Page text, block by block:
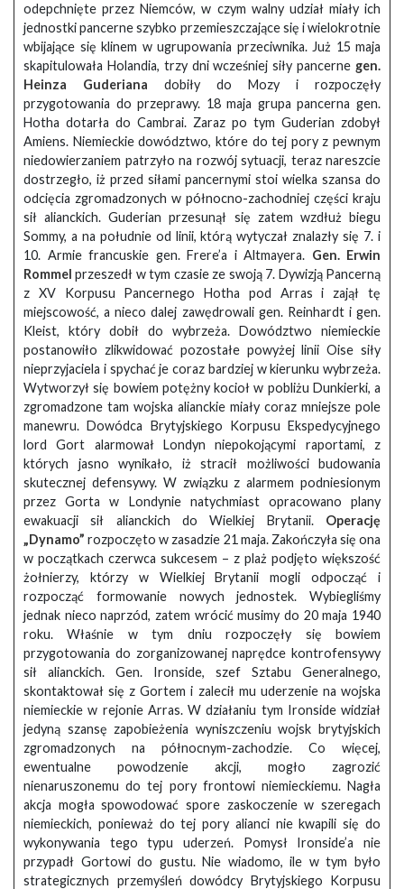
odepchnięte przez Niemców, w czym walny udział miały ich
jednostki pancerne szybko przemieszczające się i wielokrotnie
wbijające się klinem w ugrupowania przeciwnika. Już 15 maja
skapitulowała Holandia, trzy dni wcześniej siły pancerne gen.
Heinza Guderiana dobiły do Mozy i rozpoczęły
przygotowania do przeprawy. 18 maja grupa pancerna gen.
Hotha dotarła do Cambrai. Zaraz po tym Guderian zdobył
Amiens. Niemieckie dowództwo, które do tej pory z pewnym
niedowierzaniem patrzyło na rozwój sytuacji, teraz nareszcie
dostrzegło, iż przed siłami pancernymi stoi wielka szansa do
odcięcia zgromadzonych w północno-zachodniej części kraju
sił alianckich. Guderian przesunął się zatem wzdłuż biegu
Sommy, a na południe od linii, którą wytyczał znalazły się 7. i
10. Armie francuskie gen. Frere’a i Altmayera. Gen. Erwin
Rommel przeszedł w tym czasie ze swoją 7. Dywizją Pancerną
z XV Korpusu Pancernego Hotha pod Arras i zajął tę
miejscowość, a nieco dalej zawędrowali gen. Reinhardt i gen.
Kleist, który dobił do wybrzeża. Dowództwo niemieckie
postanowiło zlikwidować pozostałe powyżej linii Oise siły
nieprzyjaciela i spychać je coraz bardziej w kierunku wybrzeża.
Wytworzył się bowiem potężny kocioł w pobliżu Dunkierki, a
zgromadzone tam wojska alianckie miały coraz mniejsze pole
manewru. Dowódca Brytyjskiego Korpusu Ekspedycyjnego
lord Gort alarmował Londyn niepokojącymi raportami, z
których jasno wynikało, iż stracił możliwości budowania
skutecznej defensywy. W związku z alarmem podniesionym
przez Gorta w Londynie natychmiast opracowano plany
ewakuacji sił alianckich do Wielkiej Brytanii. Operację
„Dynamo” rozpoczęto w zasadzie 21 maja. Zakończyła się ona
w początkach czerwca sukcesem – z plaż podjęto większość
żołnierzy, którzy w Wielkiej Brytanii mogli odpocząć i
rozpocząć formowanie nowych jednostek. Wybiegliśmy
jednak nieco naprzód, zatem wrócić musimy do 20 maja 1940
roku. Właśnie w tym dniu rozpoczęły się bowiem
przygotowania do zorganizowanej naprędce kontrofensywy
sił alianckich. Gen. Ironside, szef Sztabu Generalnego,
skontaktował się z Gortem i zalecił mu uderzenie na wojska
niemieckie w rejonie Arras. W działaniu tym Ironside widział
jedyną szansę zapobieżenia wyniszczeniu wojsk brytyjskich
zgromadzonych na północnym-zachodzie. Co więcej,
ewentualne powodzenie akcji, mogło zagrozić
nienaruszonemu do tej pory frontowi niemieckiemu. Nagła
akcja mogła spowodować spore zaskoczenie w szeregach
niemieckich, ponieważ do tej pory alianci nie kwapili się do
wykonywania tego typu uderzeń. Pomysł Ironside’a nie
przypadł Gortowi do gustu. Nie wiadomo, ile w tym było
strategicznych przemyśleń dowódcy Brytyjskiego Korpusu